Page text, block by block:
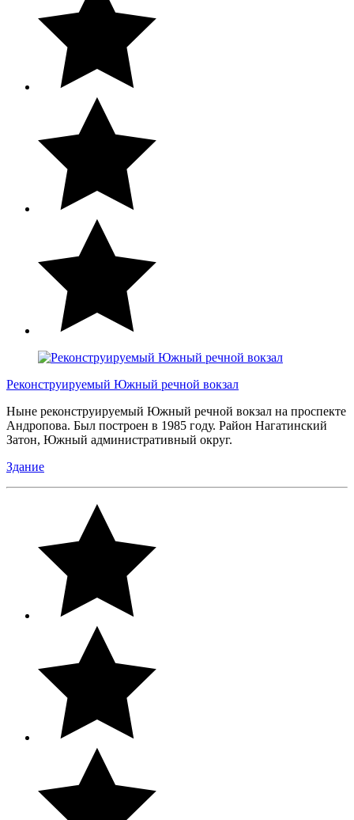
Реконструируемый Южный речной вокзал
Ныне реконструируемый Южный речной вокзал на проспекте
Андропова. Был построен в 1985 году. Район Нагатинский
Затон, Южный административный округ.
Здание